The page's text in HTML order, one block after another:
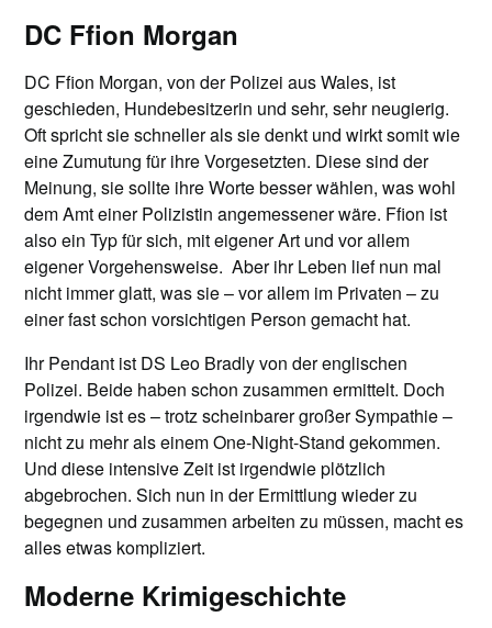
DC Ffion Morgan
DC Ffion Morgan, von der Polizei aus Wales, ist
geschieden, Hundebesitzerin und sehr, sehr neugierig.
Oft spricht sie schneller als sie denkt und wirkt somit wie
eine Zumutung für ihre Vorgesetzten. Diese sind der
Meinung, sie sollte ihre Worte besser wählen, was wohl
dem Amt einer Polizistin angemessener wäre. Ffion ist
also ein Typ für sich, mit eigener Art und vor allem
eigener Vorgehensweise. Aber ihr Leben lief nun mal
nicht immer glatt, was sie – vor allem im Privaten – zu
einer fast schon vorsichtigen Person gemacht hat.
Ihr Pendant ist DS Leo Bradly von der englischen
Polizei. Beide haben schon zusammen ermittelt. Doch
irgendwie ist es – trotz scheinbarer großer Sympathie –
nicht zu mehr als einem One-Night-Stand gekommen.
Und diese intensive Zeit ist irgendwie plötzlich
abgebrochen. Sich nun in der Ermittlung wieder zu
begegnen und zusammen arbeiten zu müssen, macht es
alles etwas kompliziert.
Moderne Krimigeschichte